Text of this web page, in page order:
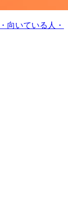
向いている人・